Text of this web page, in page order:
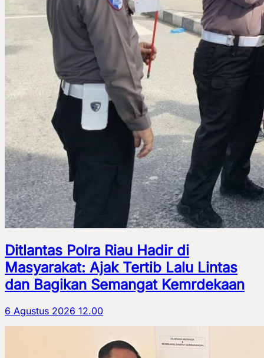
Ditlantas Polra Riau Hadir di
Masyarakat: Ajak Tertib Lalu Lintas
dan Bagikan Semangat Kemrdekaan
6 Agustus 2026 12.00